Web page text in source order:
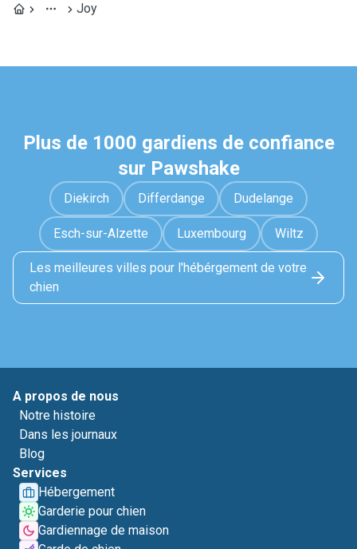
Joy
Plus de 1000 gardiens de confiance
sur Pawshake
Diekirch Differdange Dudelange
Esch-sur-Alzette Luxembourg Wiltz
Les meilleures villes pour l'hébérgement de votre
chien
A propos de nous
Notre histoire
Dans les journaux
Blog
Services
Hébergement
Garderie pour chien
Gardiennage de maison